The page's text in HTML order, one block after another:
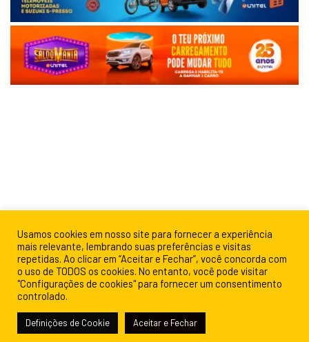
Usamos cookies em nosso site para fornecer a experiência
mais relevante, lembrando suas preferências e visitas
repetidas. Ao clicar em “Aceitar e Fechar”, você concorda com
o uso de TODOS os cookies. No entanto, você pode visitar
"Configurações de cookies" para fornecer um consentimento
controlado.
Definições de Cookie Aceitar e Fechar